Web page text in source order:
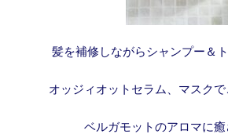
髪を補修しながらシャンプー＆
オッジィオットセラム、マスク
ベルガモットのアロマに